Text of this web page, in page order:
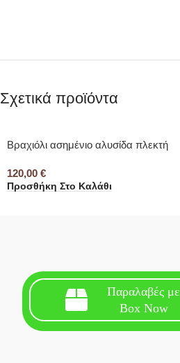
Σχετικά προϊόντα
Βραχιόλι ασημένιο αλυσίδα πλεκτή
120,00 €
Προσθήκη Στο Καλάθι
Παραλαβές με
Box Now